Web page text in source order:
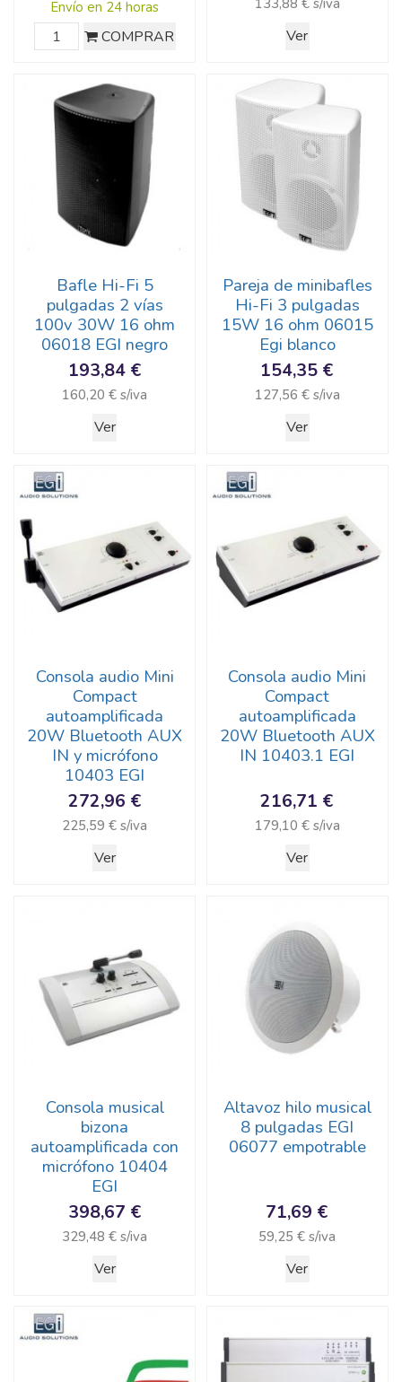
Envío en 24 horas
COMPRAR Ver
Bafle Hi-Fi 5
pulgadas 2 vías
100v 30W 16 ohm
06018 EGI negro
193,84 €
160,20 € s/iva
Ver
Pareja de minibafles
Hi-Fi 3 pulgadas
15W 16 ohm 06015
Egi blanco
154,35 €
127,56 € s/iva
Ver
Consola audio Mini
Compact
autoamplificada
20W Bluetooth AUX
IN y micrófono
10403 EGI
272,96 €
225,59 € s/iva
Ver
Consola audio Mini
Compact
autoamplificada
20W Bluetooth AUX
IN 10403.1 EGI
216,71 €
179,10 € s/iva
Ver
Consola musical
bizona
autoamplificada con
micrófono 10404
EGI
398,67 €
329,48 € s/iva
Ver
Altavoz hilo musical
8 pulgadas EGI
06077 empotrable
71,69 €
59,25 € s/iva
Ver